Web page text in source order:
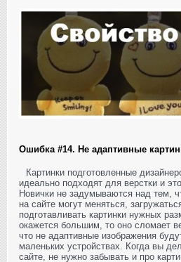
Ошибка #14. Не адаптивные
Картинки подготовленные
идеально подходят для верстки и
Новички не задумываются над тем,
на сайте могут меняться,
подготавливать картинки нужных
окажется большим, то оно сломает
что не адаптивные изображения
маленьких устройствах. Когда вы
сайте, не нужно забывать и про